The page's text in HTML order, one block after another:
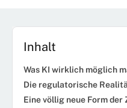
Inhalt
Was KI wirklich möglich
Die regulatorische
Eine völlig neue Form der